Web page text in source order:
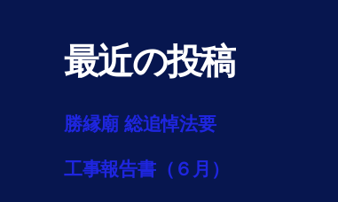
最近の投稿
勝縁廟 総追悼法要
工事報告書（６月）